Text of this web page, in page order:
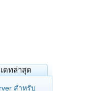
ดทล่าสุด
สำหรับ